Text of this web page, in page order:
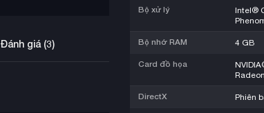
Đánh giá (3)
Bộ xử lý
Intel®
Bộ nhớ RAM 4 GB
Card đồ họa
DirectX Phiên